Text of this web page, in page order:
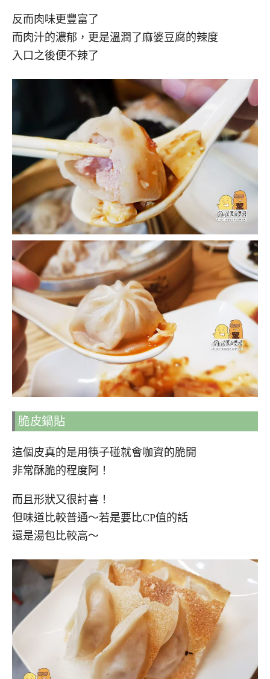
反而肉味更豐富了
而肉汁的濃郁，更是溫潤了麻婆豆腐的辣度
入口之後便不辣了
脆皮鍋貼
這個皮真的是用筷子碰就會咖資的脆開
非常酥脆的程度阿！
而且形狀又很討喜！
但味道比較普通～若是要比CP值的話
還是湯包比較高～